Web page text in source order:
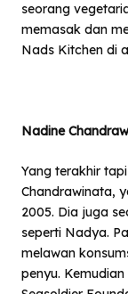
seorang
memasak dan
Nads Kitchen di
Nadine
Yang terakhir
Chandrawinata,
2005. Dia juga
seperti Nadya.
melawan
penyu.